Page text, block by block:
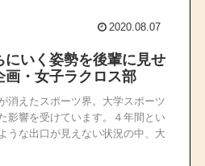
2020.08.07
にいく姿勢を後輩に見せ
・女子ラクロス部
消えたスポーツ界。大学スポーツ
影響を受けています。４年間とい
うな出口が見えない状況の中、大